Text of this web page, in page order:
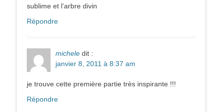
sublime et l’arbre divin
Répondre
michele dit :
janvier 8, 2011 à 8:37 am
je trouve cette première partie très inspirante !!!
Répondre